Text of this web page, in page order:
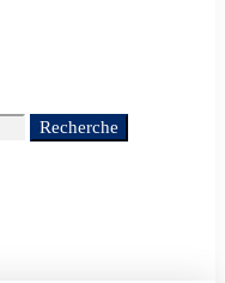
Recherche